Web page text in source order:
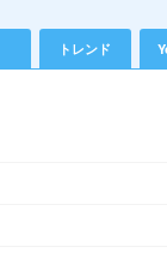
トレンド